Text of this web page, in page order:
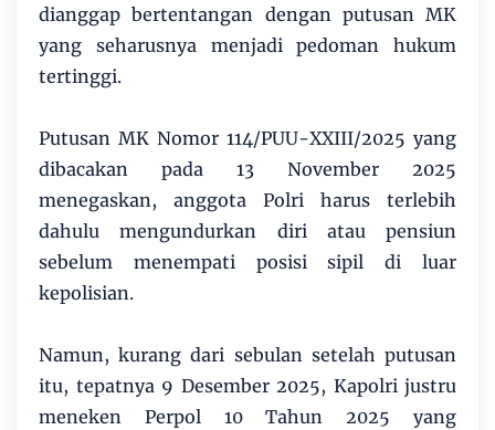
dianggap bertentangan dengan putusan MK
yang seharusnya menjadi pedoman hukum
tertinggi.
Putusan MK Nomor 114/PUU-XXIII/2025 yang
dibacakan pada 13 November 2025
menegaskan, anggota Polri harus terlebih
dahulu mengundurkan diri atau pensiun
sebelum menempati posisi sipil di luar
kepolisian.
Namun, kurang dari sebulan setelah putusan
itu, tepatnya 9 Desember 2025, Kapolri justru
meneken Perpol 10 Tahun 2025 yang